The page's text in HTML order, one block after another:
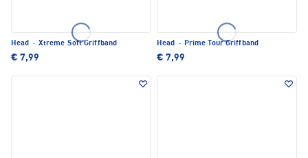
Head · Xtreme Soft Griffband
€ 7,99
Head · Prime Tour Griffband
€ 7,99